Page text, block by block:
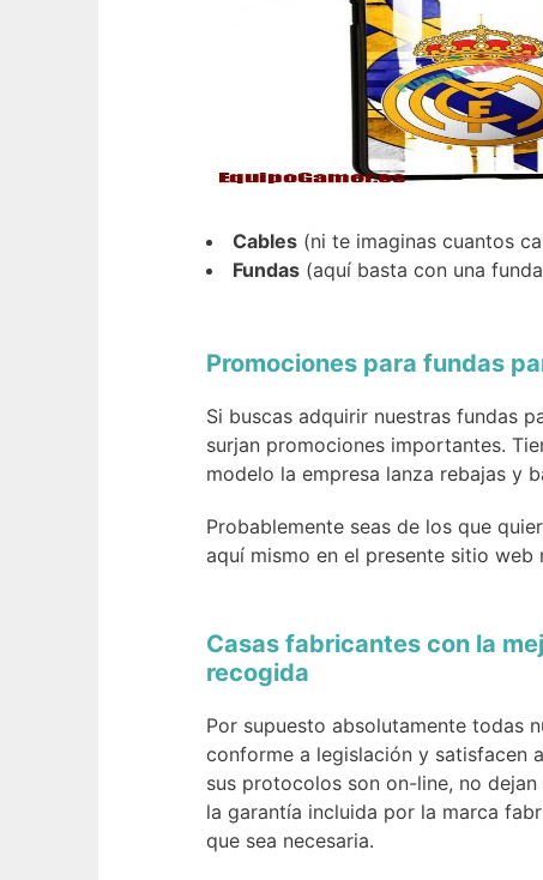
Cables (ni te imaginas cuantos
Fundas (aquí basta con una
Promociones para fundas
Si buscas adquirir nuestras fundas
surjan promociones importantes.
modelo la empresa lanza rebajas y
Probablemente seas de los que
aquí mismo en el presente sitio
Casas fabricantes con la
recogida
Por supuesto absolutamente todas
conforme a legislación y satisfacen
sus protocolos son on-line, no
la garantía incluida por la marca
que sea necesaria.